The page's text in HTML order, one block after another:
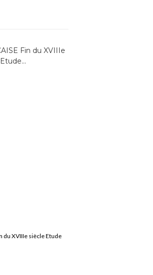
du XVIIIe siècle Etude